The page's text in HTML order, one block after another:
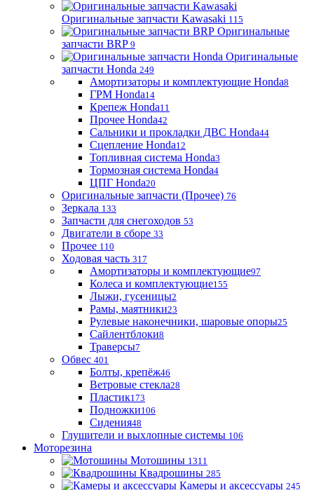
Оригинальные запчасти Kawasaki 115
Оригинальные
запчасти BRP 9
Оригинальные
запчасти Honda 249
Амортизаторы и комплектующие Honda8
ГРМ Honda14
Крепеж Honda11
Прочее Honda42
Сальники и прокладки ДВС Honda44
Сцепление Honda12
Топливная система Honda3
Тормозная система Honda4
ЦПГ Honda20
Оригинальные запчасти (Прочее) 76
Зеркала 133
Запчасти для снегоходов 53
Двигатели в сборе 33
Прочее 110
Ходовая часть 317
Амортизаторы и комплектующие97
Колеса и комплектующие155
Лыжи, гусеницы2
Рамы, маятники23
Рулевые наконечники, шаровые опоры25
Сайлентблоки8
Траверсы7
Обвес 401
Болты, крепёж46
Ветровые стекла28
Пластик173
Подножки106
Сидения48
Глушители и выхлопные системы 106
Моторезина
Мотошины 1311
Квадрошины 285
Камеры и аксессуары 245